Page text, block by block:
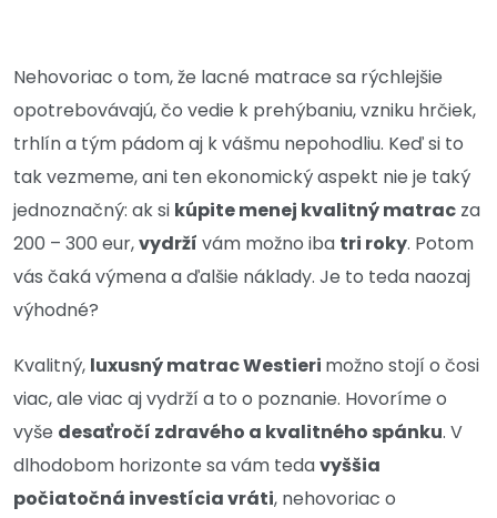
Nehovoriac o tom, že lacné matrace sa rýchlejšie
opotrebovávajú, čo vedie k prehýbaniu, vzniku hrčiek,
trhlín a tým pádom aj k vášmu nepohodliu. Keď si to
tak vezmeme, ani ten ekonomický aspekt nie je taký
jednoznačný: ak si kúpite menej kvalitný matrac za
200 – 300 eur,vydrží vám možno iba tri roky. Potom
vás čaká výmena a ďalšie náklady. Je to teda naozaj
výhodné?
Kvalitný, luxusný matrac Westieri možno stojí o čosi
viac, ale viac aj vydrží a to o poznanie. Hovoríme o
vyše desaťročí zdravého a kvalitného spánku. V
dlhodobom horizonte sa vám tedavyššia
počiatočná investícia vráti, nehovoriac o